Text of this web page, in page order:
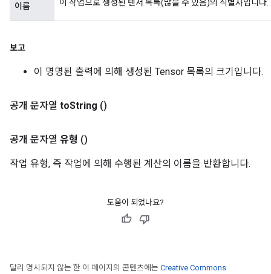
이름 이 작업으로 생성된 텐서 목록(많을 수 있음)의 식별자입니다.
보고
이 명명된 출력에 의해 생성된 Tensor 목록의 크기입니다.
공개 문자열 toString ()
공개 문자열 유형 ()
작업 유형, 즉 작업에 의해 수행된 계산의 이름을 반환합니다.
도움이 되었나요?
달리 명시되지 않는 한 이 페이지의 콘텐츠에는 Creative Commons